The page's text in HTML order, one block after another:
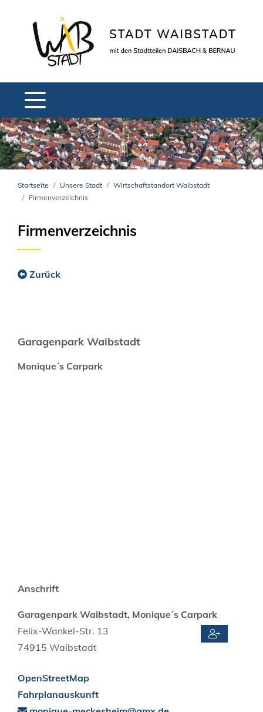
Startseite Unsere Stadt
Wirtschaftstandort Waibstadt
Firmenverzeichnis
Firmenverzeichnis
Zurück
Garagenpark Waibstadt
Monique´s Carpark
Anschrift
Garagenpark Waibstadt, Monique´s Carpark
Felix-Wankel-Str. 13
74915 Waibstadt
OpenStreetMap
Fahrplanauskunft